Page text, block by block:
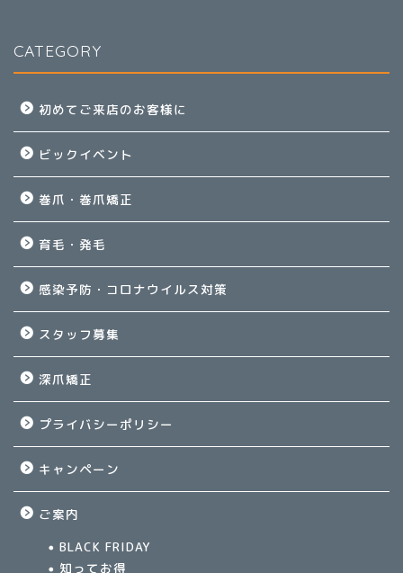
CATEGORY
初めてご来店のお客様に
ビックイベント
巻爪・巻爪矯正
育毛・発毛
感染予防・コロナウイルス対策
スタッフ募集
深爪矯正
プライバシーポリシー
キャンペーン
ご案内
BLACK FRIDAY
知ってお得